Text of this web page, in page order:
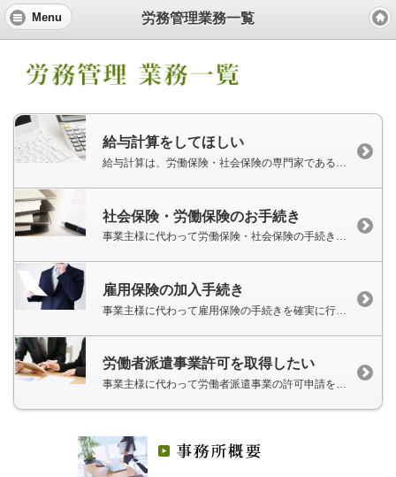
Menu 労務管理業務一覧
給与計算をしてほしい
給与計算は、労働保険・社会保険の専門家である当事務所にお任せください。
社会保険・労働保険のお手続き
事業主様に代わって労働保険・社会保険の手続きを確実に行います。
雇用保険の加入手続き
労働者派遣事業許可を取得したい
事業主様に代わって労働者派遣事業の許可申請を代行いたします。